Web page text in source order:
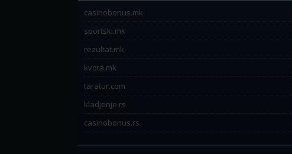
casinobonus.mk
sportski.mk
rezultat.mk
kvota.mk
taratur.com
kladjenje.rs
casinobonus.rs